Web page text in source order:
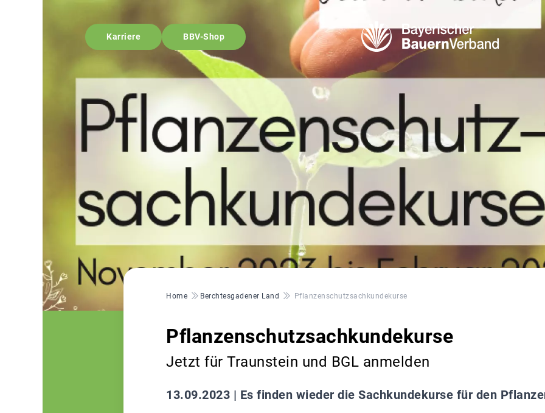
Karriere BBV-Shop
Pfadnavigation
Home Berchtesgadener Land Pflanzenschutzsachkundekurse
Pflanzenschutzsachkundekurse
Jetzt für Traunstein und BGL anmelden
13.09.2023 | Es finden wieder die Sachkundekurse für den